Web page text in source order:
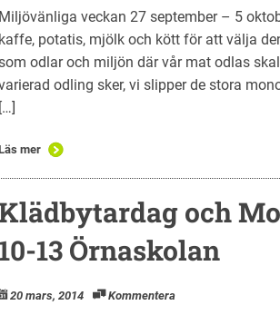
Miljövänliga veckan 27 september – 5
kaffe, potatis, mjölk och kött för att välja
odlar och miljön där vår mat odlas
odling sker, vi slipper de stora
[…]
mer
och
10-13 Örnaskolan
20 mars, 2014 Kommentera